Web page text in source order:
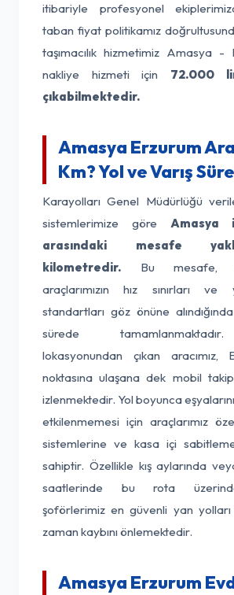
itibariyle profesyonel
taban fiyat politikamız
taşımacılık hizmetimiz Amasya -
nakliye hizmeti için 72.000
çıkabilmektedir.
Amasya Erzurum
Km? Yol ve Varış
Karayolları Genel Müdürlüğü
sistemlerimize göre Amasya
arasındaki mesafe
kilometredir. Bu mesafe,
araçlarımızın hız sınırları
standartları göz önüne
sürede
lokasyonundan çıkan aracımız,
noktasına ulaşana dek mobil
izlenmektedir. Yol boyunca
etkilenmemesi için araçlarımız
sistemlerine ve kasa içi
sahiptir. Özellikle kış aylarında
saatlerinde bu rota
şoförlerimiz en güvenli yan
zaman kaybını önlemektedir.
Amasya Erzurum